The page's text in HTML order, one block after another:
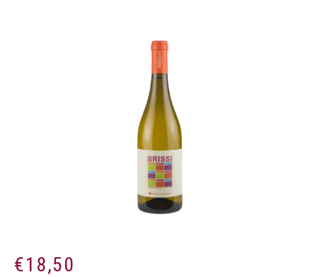
€18,50